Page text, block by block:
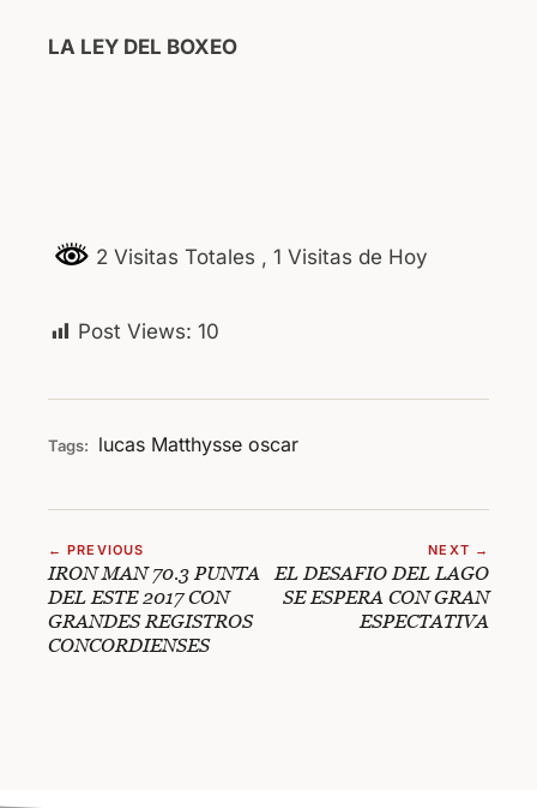
LA LEY DEL BOXEO
2 Visitas Totales , 1 Visitas de Hoy
Post Views: 10
Tags: lucas Matthysse oscar
← PREVIOUS
IRON MAN 70.3 PUNTA
DEL ESTE 2017 CON
GRANDES REGISTROS
CONCORDIENSES
NEXT →
EL DESAFIO DEL LAGO
SE ESPERA CON GRAN
ESPECTATIVA